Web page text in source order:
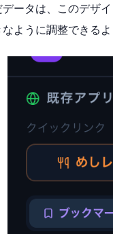
ータは、このデザ
ように調整できるよ